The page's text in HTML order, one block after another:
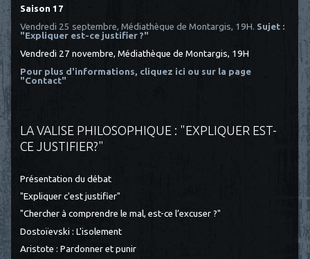
Saison 17
Vendredi 25 septembre, Médiathèque de Montargis, 19H. Sujet :
"Expliquer est-ce justifier ?"
Vendredi 27 novembre, Médiathèque de Montargis, 19H
Pour plus d'informations, cliquez ici ou sur la page
"Contact"
LA VALISE PHILOSOPHIQUE : "EXPLIQUER EST-
CE JUSTIFIER?"
Présentation du débat
"Expliquer c'est justifier"
"Chercher à comprendre le mal, est-ce l’excuser ?"
Dostoïevski : L'isolement
Aristote : Pardonner et punir